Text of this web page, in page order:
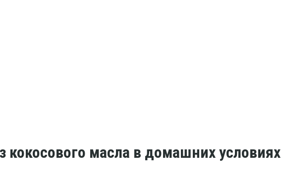
кокосового масла в домашних условиях